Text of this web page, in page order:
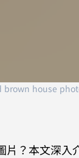
brown house
片？本文深